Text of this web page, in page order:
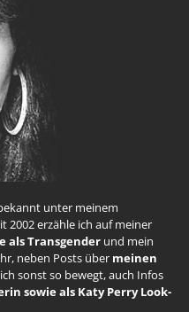
unter meinem
2002 erzähle ich auf meiner
als Transgender und mein
neben Posts über meinen
sonst so bewegt, auch Infos
sowie als Katy Perry Look-